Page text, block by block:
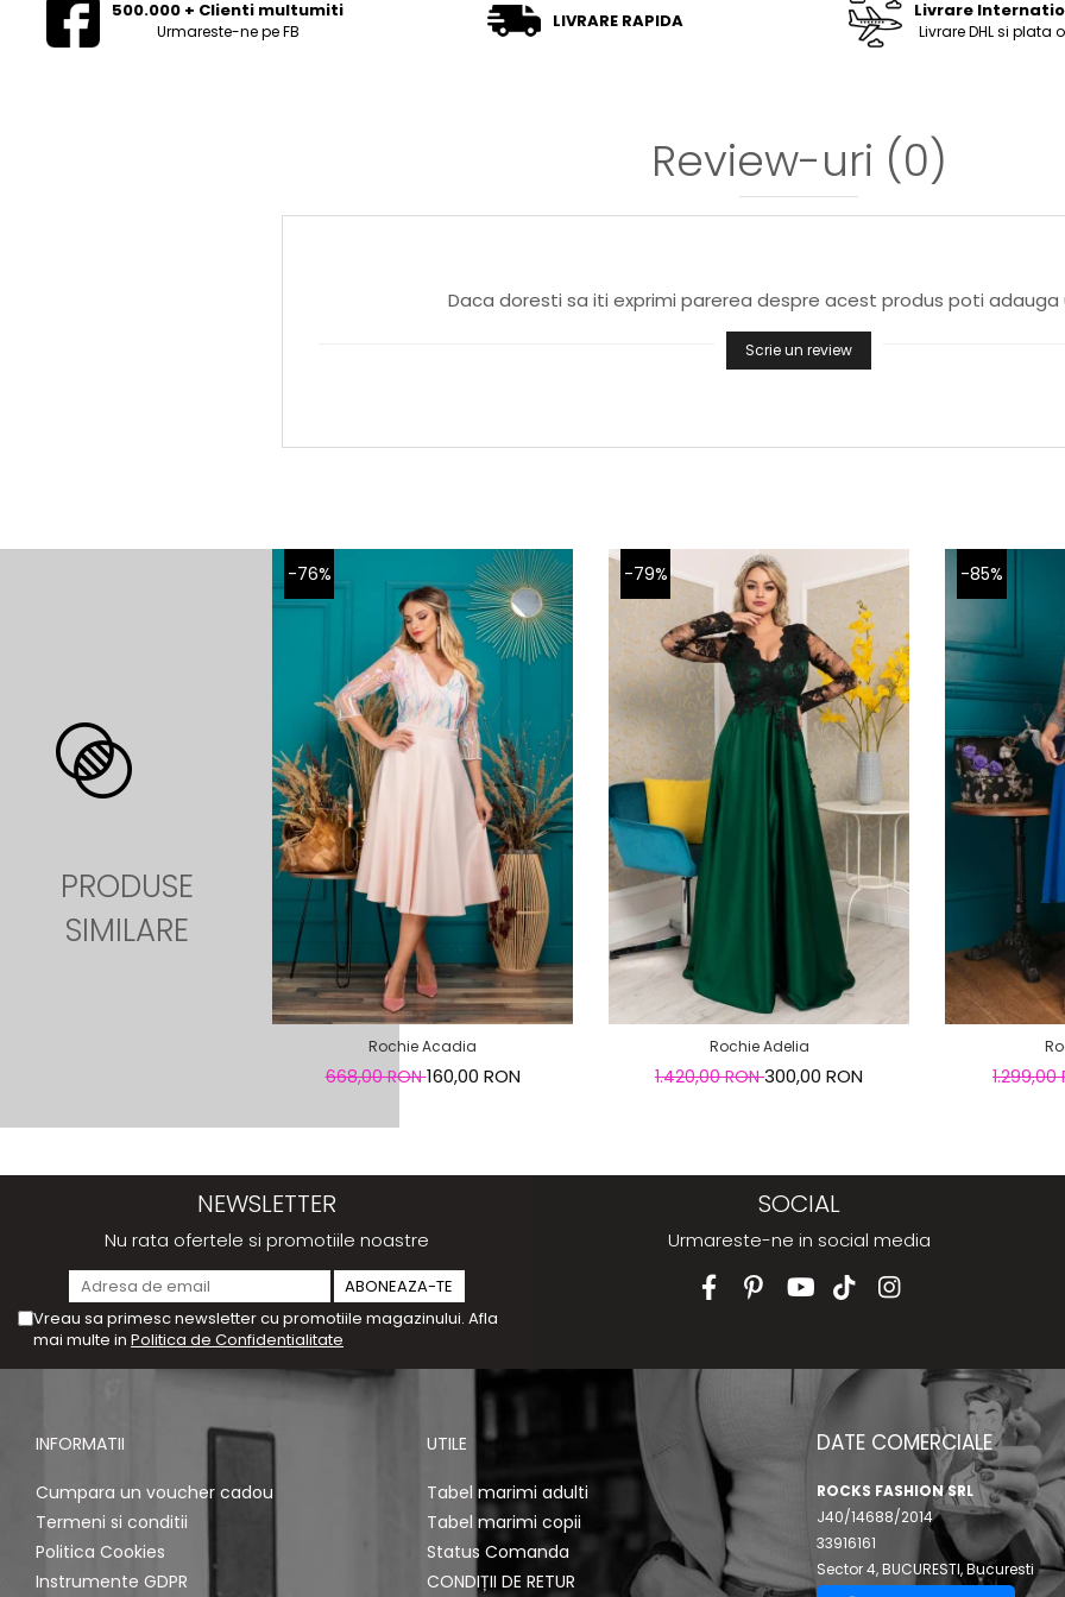
500.000 + Clienti multumiti
Urmareste-ne pe FB LIVRARE RAPIDA Livrare
Livrare DHL si plata
Review-uri (0)
Daca doresti sa iti exprimi parerea despre acest produs poti adauga
Scrie un review
PRODUSE
SIMILARE
-76%
Rochie Acadia
668,00 RON160,00 RON
-79%
Rochie Adelia
1.420,00 RON300,00 RON
-85%
1.299,00
NEWSLETTER
Nu rata ofertele si promotiile noastre
Vreau sa primesc newsletter cu promotiile magazinului. Afla
mai multe in Politica de Confidentialitate
SOCIAL
Urmareste-ne in social media
INFORMATII
Cumpara un voucher cadou
Termeni si conditii
Politica Cookies
Instrumente GDPR
UTILE
Tabel marimi adulti
Tabel marimi copii
Status Comanda
CONDIȚII DE RETUR
DATE COMERCIALE
ROCKS FASHION SRL
J40/14688/2014
33916161
Sector 4, BUCURESTI, Bucuresti